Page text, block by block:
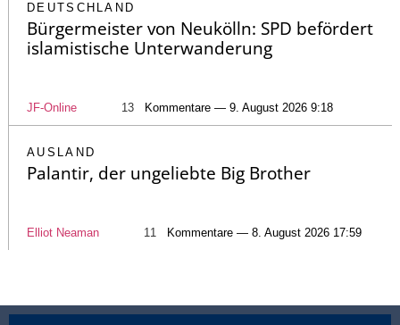
DEUTSCHLAND
Bürgermeister von Neukölln: SPD befördert
islamistische Unterwanderung
JF-Online 13 Kommentare — 9. August 2026 9:18
AUSLAND
Palantir, der ungeliebte Big Brother
Elliot Neaman 11 Kommentare — 8. August 2026 17:59